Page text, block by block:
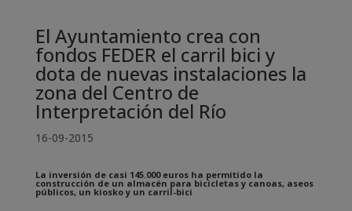
El Ayuntamiento crea con
fondos FEDER el carril bici y
dota de nuevas instalaciones la
zona del Centro de
Interpretación del Río
16-09-2015
La inversión de casi 145.000 euros ha permitido la
construcción de un almacén para bicicletas y canoas, aseos
públicos, un kiosko y un carril-bici